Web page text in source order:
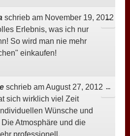
schrieb am November 19, 2012
Erlebnis, was ich nur
So wird man nie mehr
einkaufen!
...DIESE
schrieb amAugust 27, 2012
sich wirklich viel Zeit
Wünsche und
Atmosphäre und die
professionell.
...DIESE